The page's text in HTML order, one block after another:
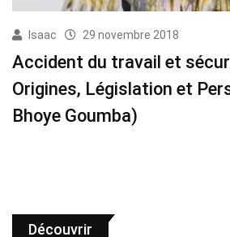
Isaac 29 novembre 2018
Accident du travail et
Origines, Législation et
Bhoye Goumba)
Découvrir